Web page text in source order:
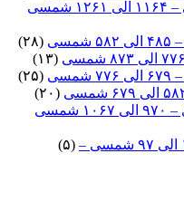
(۲۸)
(۱۳)
(۲۵)
(۲۰)
(۵)